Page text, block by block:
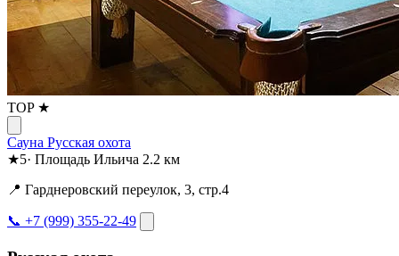
TOP ★
Сауна Русская охота
★5· Площадь Ильича 2.2 км
📍 Гарднеровский переулок, 3, стр.4
📞 +7 (999) 355-22-49